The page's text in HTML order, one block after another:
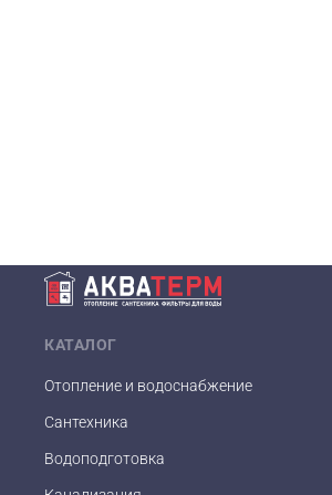
КАТАЛОГ
Отопление и водоснабжение
Сантехника
Водоподготовка